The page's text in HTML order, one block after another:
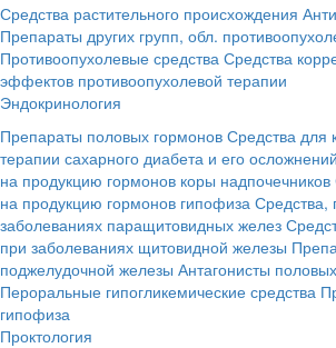
Средства растительного происхождения
Препараты других групп, обл.
Противоопухолевые средства Средства
эффектов противоопухолевой терапии
Эндокринология
Препараты половых гормонов Средства для
терапии сахарного диабета и его осложнений
на продукцию гормонов коры надпочечников
на продукцию гормонов гипофиза
заболеваниях паращитовидных желез
при заболеваниях щитовидной железы
поджелудочной железы Антагонисты
Пероральные гипогликемические средства
гипофиза
Проктология